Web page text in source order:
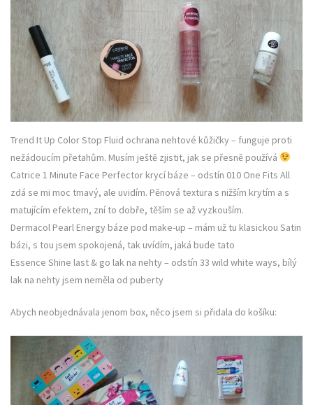
Trend It Up Color Stop Fluid ochrana nehtové kůžičky – funguje proti
nežádoucím přetahům. Musím ještě zjistit, jak se přesně používá
Catrice 1 Minute Face Perfector krycí báze – odstín 010 One Fits All
zdá se mi moc tmavý, ale uvidím. Pěnová textura s nižším krytím a s
matujícím efektem, zní to dobře, těším se až vyzkouším.
Dermacol Pearl Energy báze pod make-up – mám už tu klasickou Satin
bázi, s tou jsem spokojená, tak uvídím, jaká bude tato
Essence Shine last & go lak na nehty – odstín 33 wild white ways, bílý
lak na nehty jsem neměla od puberty
Abych neobjednávala jenom box, něco jsem si přidala do košíku: